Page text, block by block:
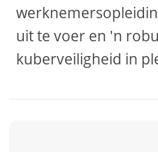
uit te voer en 'n
kuberveiligheid in